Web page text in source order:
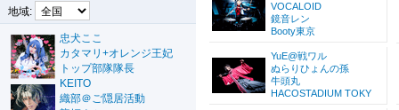
地域:
忠犬ここ
カタマリ+オレンジ王妃
トップ部隊隊長
KEITO
織部＠ご隠居活動
VOCALOID
鏡音レン
Booty東京
YuE@戦ワル
ぬらりひょんの孫
牛頭丸
HACOSTADIUM TOKY